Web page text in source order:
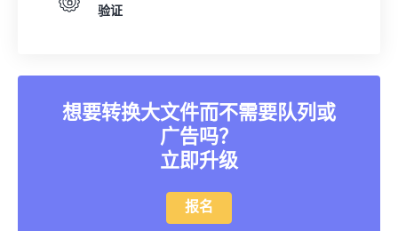
验证
想要转换大文件而不需要队列或
广告吗？
立即升级
报名